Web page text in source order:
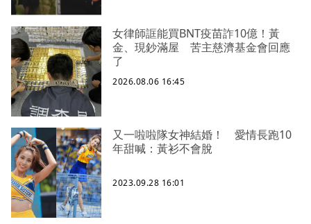
女律師誆能買BNT疫苗詐10億！黃
金、現鈔滿屋 苦主慈濟基金會回應
了
2026.08.06 16:45
又一啦啦隊女神結婚！ 愛情長跑10
年甜喊：黃衫不會脫
2023.09.28 16:01